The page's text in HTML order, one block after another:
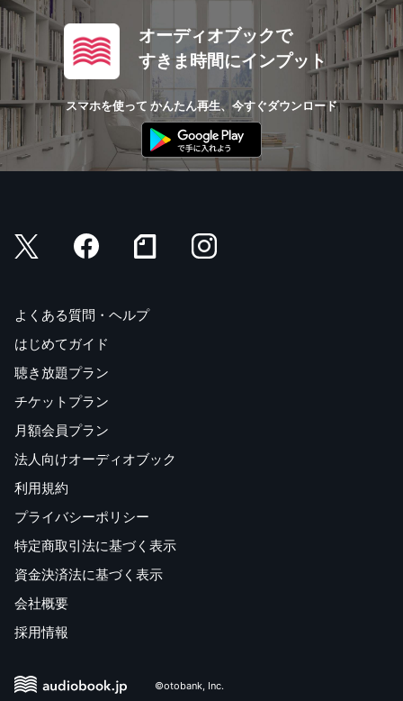
オーディオブックで
すきま時間にインプット
スマホを使って かんたん再生、今すぐダウンロード
よくある質問・ヘルプ
はじめてガイド
聴き放題プラン
チケットプラン
月額会員プラン
法人向けオーディオブック
利用規約
プライバシーポリシー
特定商取引法に基づく表示
資金決済法に基づく表示
会社概要
採用情報
©otobank, Inc.